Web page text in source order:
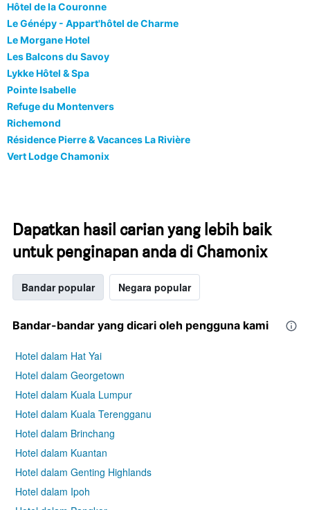
Hôtel de la Couronne
Le Génépy - Appart'hôtel de Charme
Le Morgane Hotel
Les Balcons du Savoy
Lykke Hôtel & Spa
Pointe Isabelle
Refuge du Montenvers
Richemond
Résidence Pierre & Vacances La Rivière
Vert Lodge Chamonix
Dapatkan hasil carian yang lebih baik
untuk penginapan anda di Chamonix
Bandar popular Negara popular
Bandar-bandar yang dicari oleh pengguna kami
Hotel dalam Hat Yai
Hotel dalam Georgetown
Hotel dalam Kuala Lumpur
Hotel dalam Kuala Terengganu
Hotel dalam Brinchang
Hotel dalam Kuantan
Hotel dalam Genting Highlands
Hotel dalam Ipoh